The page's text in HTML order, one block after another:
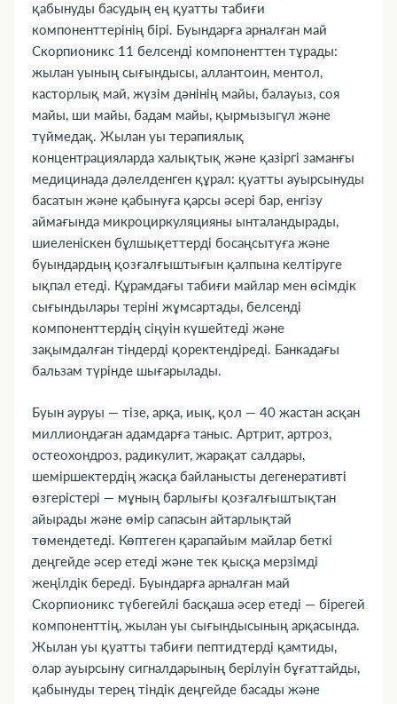
қолжетімділік және бағалар
5. Қолдану көрсетілімдері
6. Қарсы көрсетілімдер
7. Құрамы
8. Қолдану нұсқаулығы
9. Ықтимал жанама әсерлер
10. Артықшылықтары
11. Артық мөлшерлеу
12. Ерекше нұсқаулар
13. Жүктілік және емізу кезінде қолдану
14. Көлік құралдарын басқару қабілетіне әсері
15. Алкогольмен үйлесімділігі
16. Сақтау шарттары
17. Сарапшыға ТОП-5 сұрақ
қабынуды басудың ең қуатты табиғи
компоненттерінің бірі. Буындарға арналған май
Скорпионикс 11 белсенді компоненттен тұрады:
жылан уының сығындысы, аллантоин, ментол,
касторлық май, жүзім дәнінің майы, балауыз, соя
майы, ши майы, бадам майы, қырмызыгүл және
түймедақ. Жылан уы терапиялық
концентрацияларда халықтық және қазіргі заманғы
медицинада дәлелденген құрал: қуатты ауырсынуды
басатын және қабынуға қарсы әсері бар, енгізу
аймағында микроциркуляцияны ынталандырады,
шиеленіскен бұлшықеттерді босаңсытуға және
буындардың қозғалғыштығын қалпына келтіруге
ықпал етеді. Құрамдағы табиғи майлар мен өсімдік
сығындылары теріні жұмсартады, белсенді
компоненттердің сіңуін күшейтеді және
зақымдалған тіндерді қоректендіреді. Банкадағы
бальзам түрінде шығарылады.
Буын ауруы — тізе, арқа, иық, қол — 40 жастан асқан
миллиондаған адамдарға таныс. Артрит, артроз,
остеохондроз, радикулит, жарақат салдары,
шеміршектердің жасқа байланысты дегенеративті
өзгерістері — мұның барлығы қозғалғыштықтан
айырады және өмір сапасын айтарлықтай
төмендетеді. Көптеген қарапайым майлар беткі
деңгейде әсер етеді және тек қысқа мерзімді
жеңілдік береді. Буындарға арналған май
Скорпионикс түбегейлі басқаша әсер етеді — бірегей
компоненттің, жылан уы сығындысының арқасында.
Жылан уы қуатты табиғи пептидтерді қамтиды,
олар ауырсыну сигналдарының берілуін бұғаттайды,
қабынуды терең тіндік деңгейде басады және